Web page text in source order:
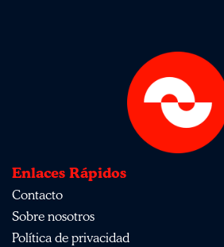
Enlaces Rápidos
Contacto
Sobre nosotros
Política de privacidad